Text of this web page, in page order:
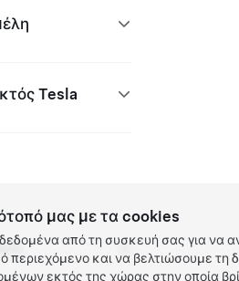
Tesla
μας με τα cookies
από τη συσκευή σας για να
περιεχόμενο και να βελτιώσουμε τη
εκτός της χώρας στην οποία